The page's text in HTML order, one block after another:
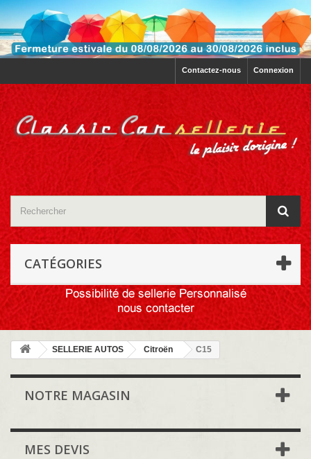
Connexion
Contactez-nous
CATÉGORIES
SELLERIE AUTOS Citroën C15
NOTRE MAGASIN
MES DEVIS